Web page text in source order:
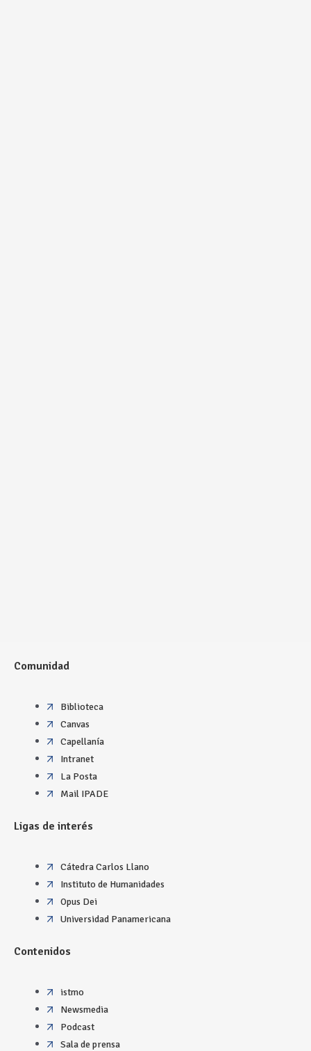
Comunidad
Biblioteca
Canvas
Capellanía
Intranet
La Posta
Mail IPADE
Ligas de interés
Cátedra Carlos Llano
Instituto de Humanidades
Opus Dei
Universidad Panamericana
Contenidos
istmo
Newsmedia
Podcast
Sala de prensa